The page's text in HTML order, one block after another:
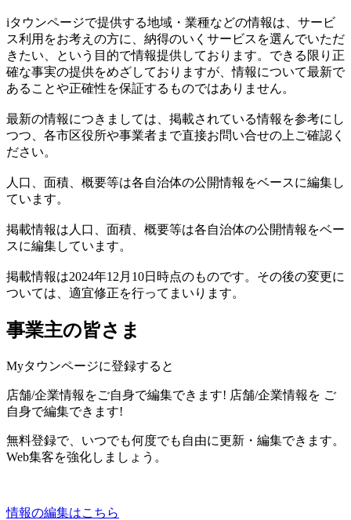
iタウンページで提供する地域・業種などの情報は、サービ
ス利用をお考えの方に、納得のいくサービスを選んでいただ
きたい、という目的で情報提供しております。できる限り正
確な事実の提供をめざしておりますが、情報について最新で
あることや正確性を保証するものではありません。
最新の情報につきましては、掲載されている情報を参考にし
つつ、各市区役所や事業者まで直接お問い合せの上ご確認く
ださい。
人口、面積、概要等は各自治体の公開情報をベースに編集し
ています。
掲載情報は人口、面積、概要等は各自治体の公開情報をベー
スに編集しています。
掲載情報は2024年12月10日時点のものです。その後の変更に
ついては、適宜修正を行ってまいります。
事業主の皆さま
Myタウンページに登録すると
店舗/企業情報をご自身で編集できます! 店舗/企業情報を ご
自身で編集できます!
無料登録で、いつでも何度でも自由に更新・編集できます。
Web集客を強化しましょう。
情報の編集はこちら